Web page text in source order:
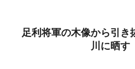
足利将軍の木像から引き
川に晒す